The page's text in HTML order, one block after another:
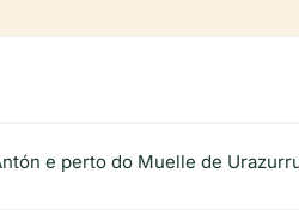
e perto do Muelle de